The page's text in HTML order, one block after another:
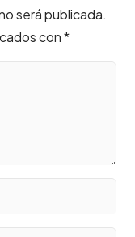
será publicada.
con*